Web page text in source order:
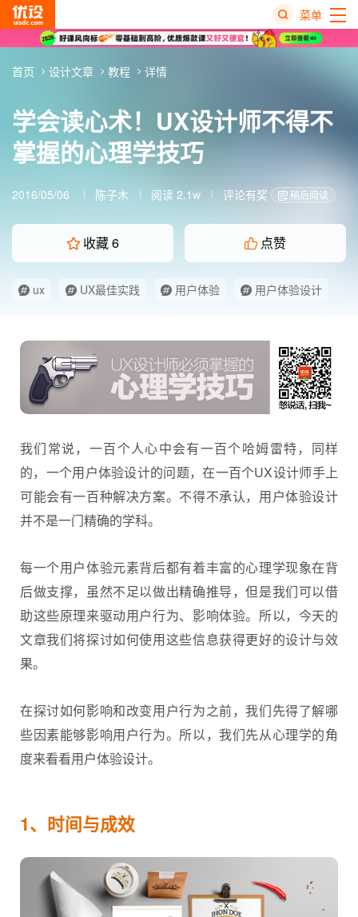
菜单
学会读心术！UX设计师不得不
掌握的心理学技巧
2016/05/06 陈子木 阅读 2.1w 评论有奖 稍后阅读
收藏6 点赞
ux UX最佳实践 用户体验
用户体验设计
首页 设计文章 教程 详情
我们常说，一百个人心中会有一百个哈姆雷特，同样
的，一个用户体验设计的问题，在一百个UX设计师手上
可能会有一百种解决方案。不得不承认，用户体验设计
并不是一门精确的学科。
每一个用户体验元素背后都有着丰富的心理学现象在背
后做支撑，虽然不足以做出精确推导，但是我们可以借
助这些原理来驱动用户行为、影响体验。所以，今天的
文章我们将探讨如何使用这些信息获得更好的设计与效
果。
在探讨如何影响和改变用户行为之前，我们先得了解哪
些因素能够影响用户行为。所以，我们先从心理学的角
度来看看用户体验设计。
1、时间与成效